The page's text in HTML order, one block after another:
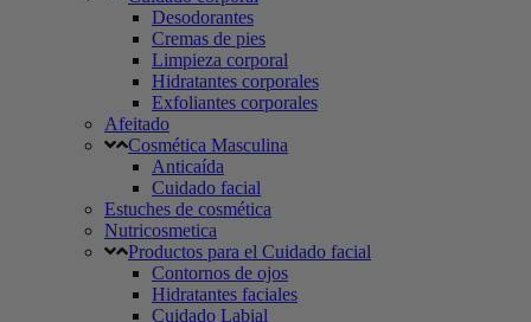
Desodorantes
Cremas de pies
Limpieza corporal
Hidratantes corporales
Exfoliantes corporales
Afeitado
Cosmética Masculina
Anticaída
Cuidado facial
Estuches de cosmética
Nutricosmetica
Productos para el Cuidado facial
Contornos de ojos
Hidratantes faciales
Cuidado Labial